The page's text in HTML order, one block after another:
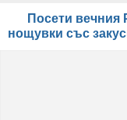
Посети вечния
нощувки със